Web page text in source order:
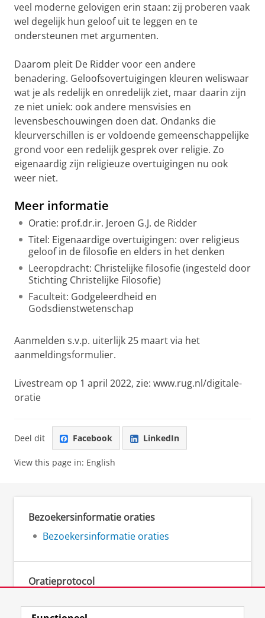
veel moderne gelovigen erin staan: zij proberen vaak
wel degelijk hun geloof uit te leggen en te
ondersteunen met argumenten.
Daarom pleit De Ridder voor een andere
benadering. Geloofsovertuigingen kleuren weliswaar
wat je als redelijk en onredelijk ziet, maar daarin zijn
ze niet uniek: ook andere mensvisies en
levensbeschouwingen doen dat. Ondanks die
kleurverschillen is er voldoende gemeenschappelijke
grond voor een redelijk gesprek over religie. Zo
eigenaardig zijn religieuze overtuigingen nu ook
weer niet.
Meer informatie
Oratie: prof.dr.ir. Jeroen G.J. de Ridder
Titel: Eigenaardige overtuigingen: over religieus
geloof in de filosofie en elders in het denken
Leeropdracht: Christelijke filosofie (ingesteld door
Stichting Christelijke Filosofie)
Faculteit: Godgeleerdheid en
Godsdienstwetenschap
Aanmelden s.v.p. uiterlijk 25 maart via het
aanmeldingsformulier.
Livestream op 1 april 2022, zie: www.rug.nl/digitale-
oratie
Deel dit Facebook LinkedIn
View this page in: English
Bezoekersinformatie oraties
Bezoekersinformatie oraties
Oratieprotocol